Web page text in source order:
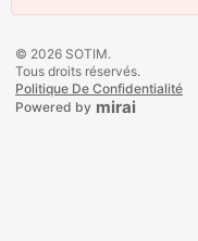
© 2026 SOTIM.
Tous droits réservés.
Politique De Confidentialité
Powered by mirai